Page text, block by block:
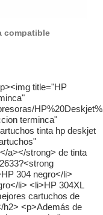
compatible
blue-seagrass">Cartuchos HP Deskjet 3720 / All-in-One / Blue / Seagrass</a></strong></li> <li><strong><a title="Cartuchos compatibles HP Deskjet 3722" href="https://quecartucho.es/15350-hp-deskjet-3722">Cartuchos HP Deskjet 3722</a></strong></li> <li><strong><a title="Cartuchos compatibles HP Deskjet 3730 All-in-One" href="https://quecartucho.es/13448-hp-deskjet-3730-all-in-one">Cartuchos HP Deskjet 3730 All-in-One</a></strong></li> <li><strong><a title="HP Deskjet 3732" href="https://quecartucho.es/14339-hp-deskjet-3732">Cartuchos HP Deskjet 3732</a></strong></li> <li><strong><a title="Cartuchos compatibles HP Deskjet 3733" href="https://quecartucho.es/14340-hp-deskjet-3733">Cartuchos HP Deskjet 3733</a></strong></li> <li><strong><a title="cartuchos de tinta HP Deskjet 3733" href="https://quecartucho.es/14766-hp-deskjet-3733">Cartuchos HP Deskjet 3733</a></strong></li> <li><strong><a title="cartuchos de tinta HP Deskjet 3735" href="https://quecartucho.es/14341-hp-deskjet-3735">Cartuchos HP Deskjet 3735</a></strong></li> <li><strong><a title="cartuchos de tinta HP Deskjet 3750" href="https://quecartucho.es/14767-hp-deskjet-3750">Cartuchos HP Deskjet 3750</a></strong></li> <li><strong><a title="tinta impresora HP Deskjet 3760" href="https://quecartucho.es/14768-hp-deskjet-3760">Cartuchos HP Deskjet 3760</a></strong></li> <li><strong><a title="HP Deskjet 3762" href="https://quecartucho.es/14769-hp-deskjet-3762">Cartuchos HP Deskjet 3762</a></strong></li> <li><strong><a title="HP Deskjet 3764" href="https://quecartucho.es/14770-hp-deskjet-3764">Cartuchos HP Deskjet 3764</a></strong></li> <li><strong><a title="tinta impresora HP DeskJet Ink Advantage 3700 MFP" href="https://quecartucho.es/14626-hp-deskjet-ink-advantage-3700-mfp">Cartuchos HP DeskJet Ink Advantage 3700 MFP</a></strong></li> <li><strong><a title="tinta impresora HP Envy 5000 All-in-One" href="https://quecartucho.es/15351-hp-envy-5000-all-in-one">Cartuchos HP Envy 5000 All-in-One</a></strong></li> <li><strong><a title="tinta impresora HP Envy 5010" href="https://quecartucho.es/14771-hp-envy-5010">Cartuchos HP Envy 5010</a></strong></li> <li><strong><a title="HP Envy 5020 All-in-One" href="https://quecartucho.es/14347-hp-envy-5020-all-in-one">Cartuchos HP Envy 5020 All-in-One</a></strong></li> <li><strong><a title="tinta HP Envy 5030 All-in-One" href="https://quecartucho.es/14348-hp-envy-5030-all-in-one">Cartuchos HP Envy 5030 All-in-One</a></strong></li> <li><strong><a title="HP Envy 5032 All-ln-One" href="https://quecartucho.es/14627-hp-envy-5032-all-ln-one">Cartuchos HP Envy 5032 All-ln-One</a></strong></li> <li><strong><a title="tinta HP Envy 5034 All-ln-One" href="https://quecartucho.es/15353-hp-envy-5034-all-ln-one">Cartuchos HP Envy 5034 All-ln-One</a></strong></li>